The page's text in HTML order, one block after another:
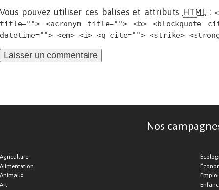
Vous pouvez utiliser ces balises et attributs HTML:
title=""> <acronym title=""> <b> <blockquote
datetime=""> <em> <i> <q cite=""> <strike>
Nos
Agriculture
Alimentation
Animaux
Art
Emploi